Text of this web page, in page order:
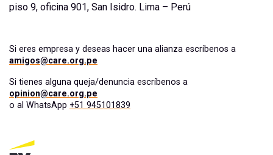
piso 9, oficina 901, San Isidro. Lima – Perú
Si eres empresa y deseas hacer una alianza escríbenos a
amigos@care.org.pe
Si tienes alguna queja/denuncia escríbenos a
opinion@care.org.pe
o al WhatsApp +51 945101839